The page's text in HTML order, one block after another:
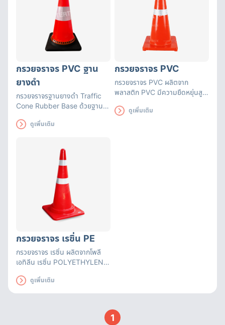
กรวยจราจร PVC ฐาน
ยางดำ
กรวยจราจรฐานยางดำ Traffic
Cone Rubber Base ด้วยฐาน
แถบสะท้อนแสงแถบใหญ่มองเห็น
ดูเพิ่มเติม
กรวยจราจร PVC
กรวยจราจร PVC ผลิตจาก
พลาสติก PVC มีความยืดหยุ่นสูง
รถยนต์ ไม่เสียหาย ทนทานต่อแรง
ดูเพิ่มเติม
กรวยจราจร เรซิ่น PE
กรวยจราจร เรซิ่น ผลิตจากโพลี
เอทิลีน เรซิ่น POLYETHYLENE
คืนรูปได้เร็ว ทนทานต่อแรงทับจาก
รถยนต์ ไม่เสียหาย ทนทานต่อแรง
ดูเพิ่มเติม
1